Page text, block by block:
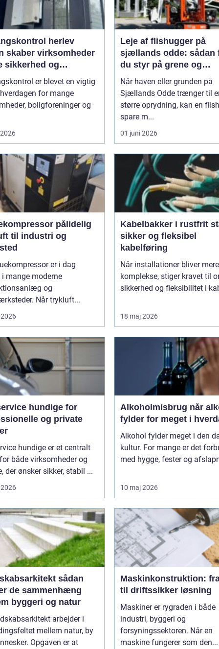
herlev
skaber virksomheder
sikkerhed og
er blevet en vigtig
for mange
boligforeninger og
Leje af flishugger på
sjællands odde: sådan
du styr på grene og
haveaffald
Når haven eller grunden på
Sjællands Odde trænger til
større oprydning, kan en
spare m...
01 juni 2026
pålidelig
til industri og
er i dag
i mange moderne
og
Når trykluft...
Kabelbakker i rustfrit
sikker og fleksibel
kabelføring
Når installationer bliver mere
komplekse, stiger kravet til
sikkerhed og fleksibilitet i
18 maj 2026
hundige for
og private
hundige er et centralt
både virksomheder og
der ønsker sikker, stabil ...
Alkoholmisbrug når alkohol
fylder for meget i
Alkohol fylder meget i den
kultur. For mange er det
med hygge, fester og
10 maj 2026
sådan
de sammenhæng
byggeri og natur
arbejder i
mellem natur, by
Opgaven er at
Maskinkonstruktion:
til driftssikker løsning
Maskiner er rygraden i både
industri, byggeri og
forsyningssektoren. Når en
maskine fungerer som den...